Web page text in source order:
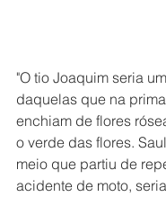
"O tio Joaquim seria
daquelas que na
enchiam de flores
o verde das flores.
meio que partiu de
acidente de moto,